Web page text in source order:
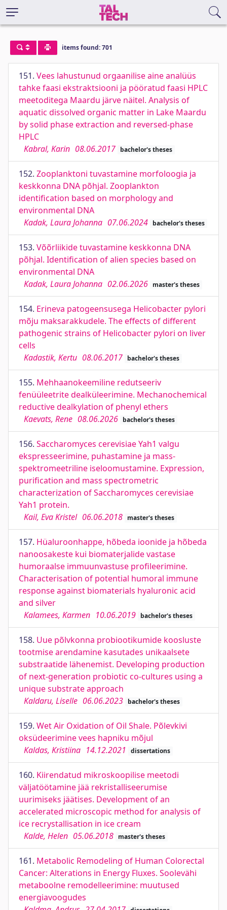
items found: 701
151. Vees lahustunud orgaanilise aine analüüs
tahke faasi ekstraktsiooni ja pööratud faasi HPLC
meetoditega Maardu järve näitel. Analysis of
aquatic dissolved organic matter in Lake Maardu
by solid phase extraction and reversed-phase
HPLC
Kabral, Karin 08.06.2017 bachelor's theses
152. Zooplanktoni tuvastamine morfoloogia ja
keskkonna DNA põhjal. Zooplankton
identification based on morphology and
environmental DNA
Kadak, Laura Johanna 07.06.2024 bachelor's theses
153. Võõrliikide tuvastamine keskkonna DNA
põhjal. Identification of alien species based on
environmental DNA
Kadak, Laura Johanna 02.06.2026 master's theses
154. Erineva patogeensusega Helicobacter pylori
mõju maksarakkudele. The effects of different
pathogenic strains of Helicobacter pylori on liver
cells
Kadastik, Kertu 08.06.2017 bachelor's theses
155. Mehhaanokeemiline redutseeriv
fenüüleetrite dealküleerimine. Mechanochemical
reductive dealkylation of phenyl ethers
Kaevats, Rene 08.06.2026 bachelor's theses
156. Saccharomyces cerevisiae Yah1 valgu
ekspresseerimine, puhastamine ja mass-
spektromeetriline iseloomustamine. Expression,
purification and mass spectrometric
characterization of Saccharomyces cerevisiae
Yah1 protein.
Kail, Eva Kristel 06.06.2018 master's theses
157. Hüaluroonhappe, hõbeda ioonide ja hõbeda
nanoosakeste kui biomaterjalide vastase
humoraalse immuunvastuse profileerimine.
Characterisation of potential humoral immune
response against biomaterials hyaluronic acid
and silver
Kalamees, Karmen 10.06.2019 bachelor's theses
158. Uue põlvkonna probiootikumide koosluste
tootmise arendamine kasutades unikaalsete
substraatide lähenemist. Developing production
of next-generation probiotic co-cultures using a
unique substrate approach
Kaldaru, Liselle 06.06.2023 bachelor's theses
159. Wet Air Oxidation of Oil Shale. Põlevkivi
oksüdeerimine vees hapniku mõjul
Kaldas, Kristiina 14.12.2021 dissertations
160. Kiirendatud mikroskoopilise meetodi
väljatöötamine jää rekristalliseerumise
uurimiseks jäätises. Development of an
accelerated microscopic method for analysis of
ice recrystallisation in ice cream
Kalde, Helen 05.06.2018 master's theses
161. Metabolic Remodeling of Human Colorectal
Cancer: Alterations in Energy Fluxes. Soolevähi
metaboolne remodelleerimine: muutused
energiavoogudes